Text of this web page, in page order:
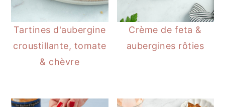
Tartines d'aubergine
croustillante, tomate
& chèvre
Crème de feta &
aubergines rôties